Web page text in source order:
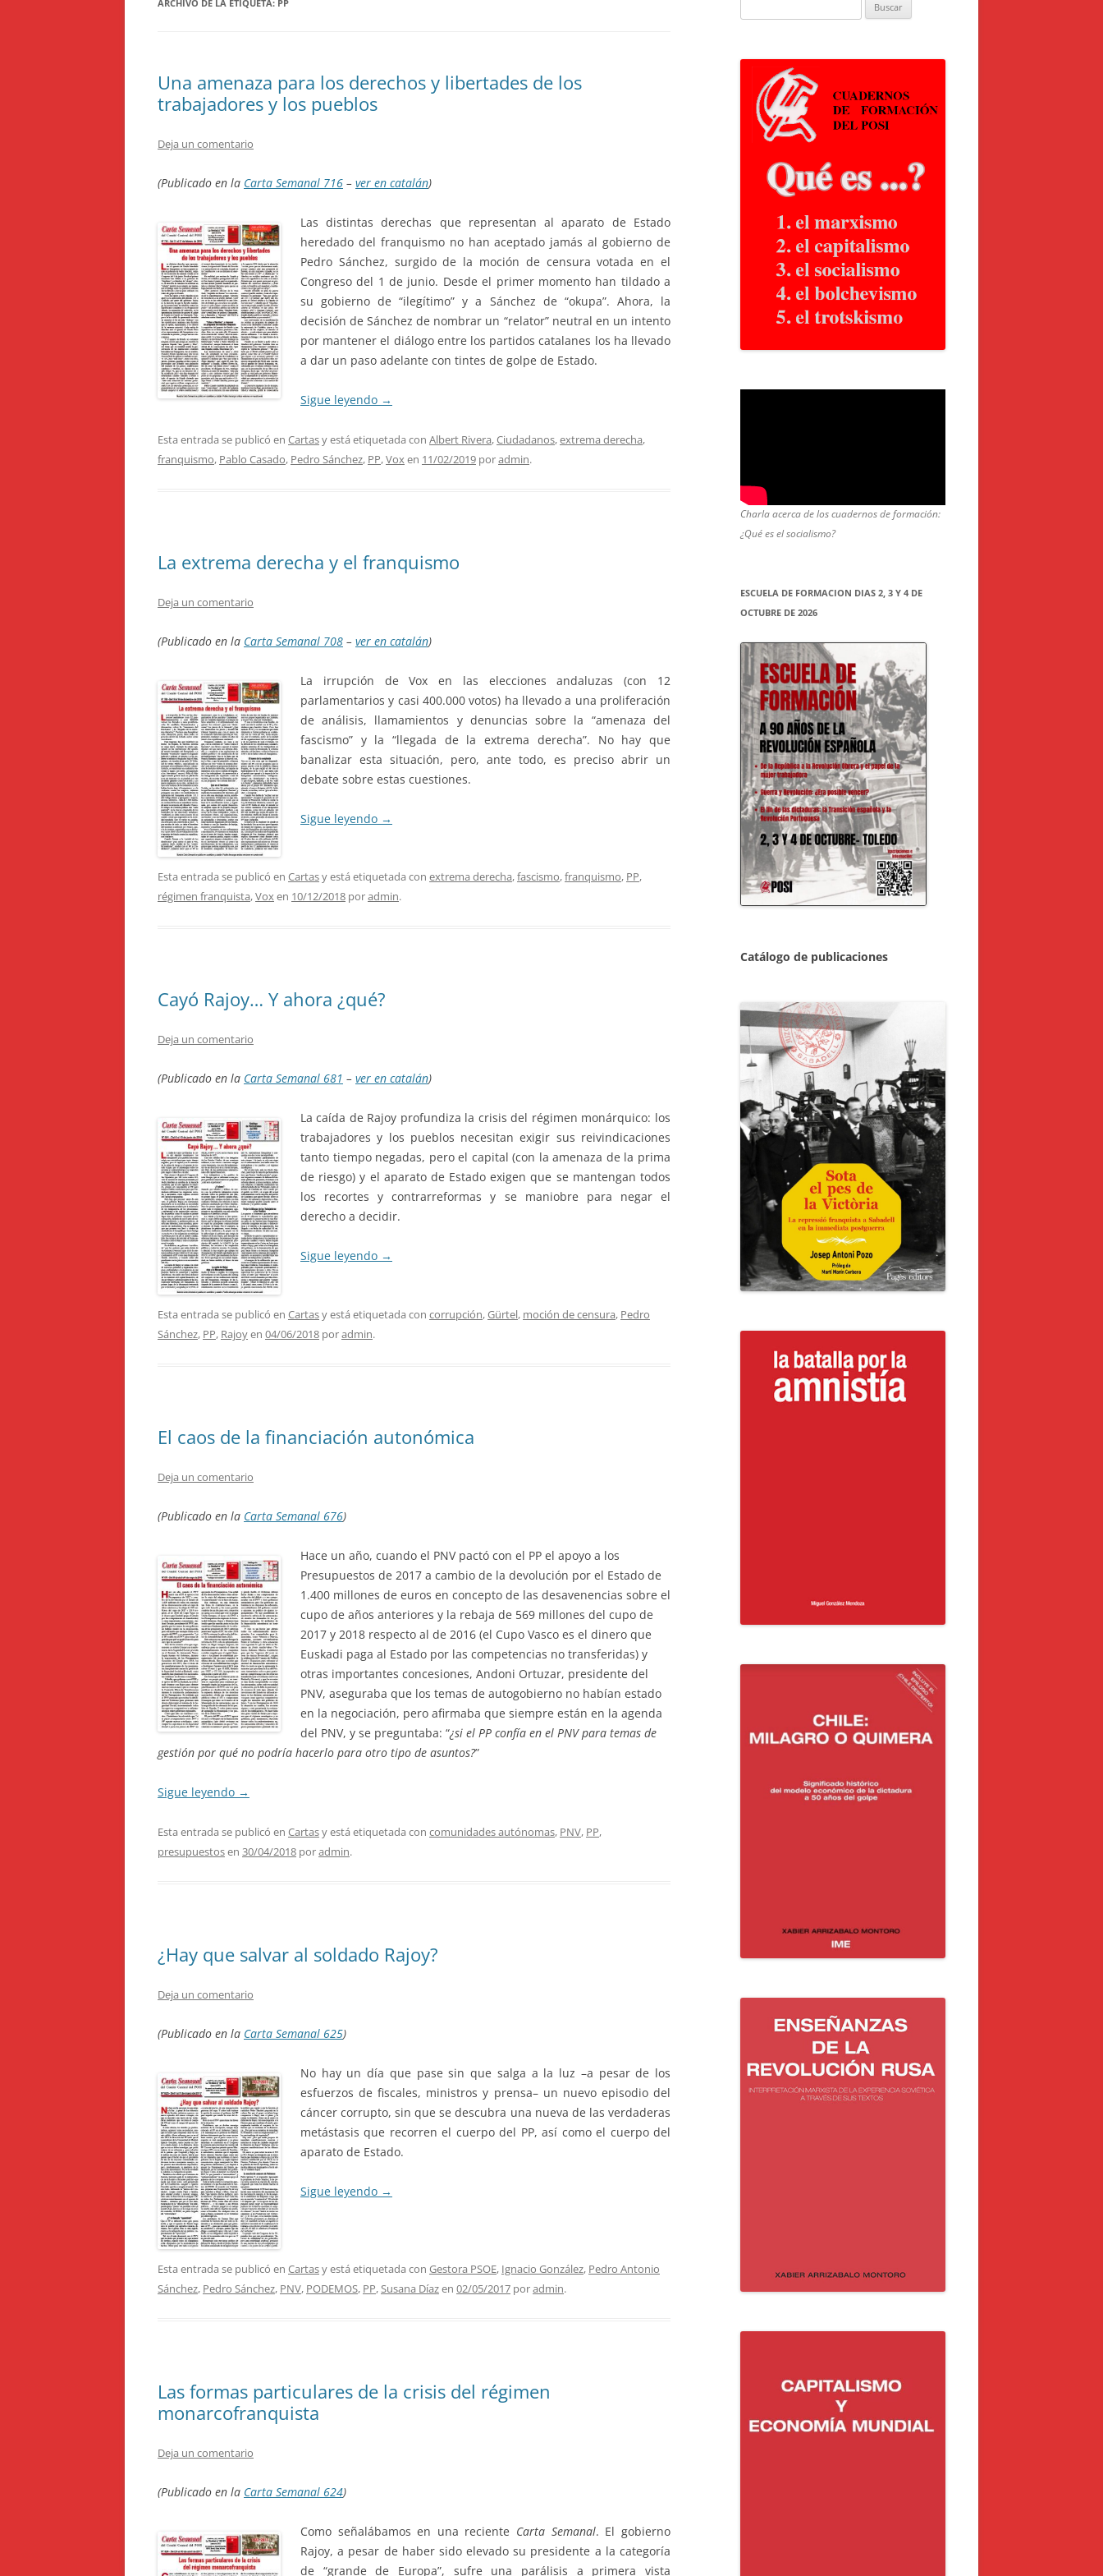
ARCHIVO DE LA ETIQUETA: PP
Una amenaza para los derechos y libertades de los
trabajadores y los pueblos
Deja un comentario
(Publicado en la Carta Semanal 716 – ver en catalán)
Las distintas derechas que representan al aparato de Estado
heredado del franquismo no han aceptado jamás al gobierno de
Pedro Sánchez, surgido de la moción de censura votada en el
Congreso del 1 de junio. Desde el primer momento han tildado a
su gobierno de “ilegítimo” y a Sánchez de “okupa”. Ahora, la
decisión de Sánchez de nombrar un “relator” neutral en un intento
por mantener el diálogo entre los partidos catalanes los ha llevado
a dar un paso adelante con tintes de golpe de Estado.
Sigue leyendo →
Esta entrada se publicó en Cartasy está etiquetada con Albert Rivera,Ciudadanos,extrema derecha,
franquismo, Pablo Casado, Pedro Sánchez, PP,Voxen 11/02/2019 poradmin.
La extrema derecha y el franquismo
Deja un comentario
(Publicado en la Carta Semanal 708 – ver en catalán)
La irrupción de Vox en las elecciones andaluzas (con 12
parlamentarios y casi 400.000 votos) ha llevado a una proliferación
de análisis, llamamientos y denuncias sobre la “amenaza del
fascismo” y la “llegada de la extrema derecha”. No hay que
banalizar esta situación, pero, ante todo, es preciso abrir un
debate sobre estas cuestiones.
Sigue leyendo →
Esta entrada se publicó en Cartasy está etiquetada con extrema derecha,fascismo,franquismo, PP,
régimen franquista,Voxen 10/12/2018 poradmin.
Cayó Rajoy… Y ahora ¿qué?
Deja un comentario
(Publicado en la Carta Semanal 681 – ver en catalán)
La caída de Rajoy profundiza la crisis del régimen monárquico: los
trabajadores y los pueblos necesitan exigir sus reivindicaciones
tanto tiempo negadas, pero el capital (con la amenaza de la prima
de riesgo) y el aparato de Estado exigen que se mantengan todos
los recortes y contrarreformas y se maniobre para negar el
derecho a decidir.
Sigue leyendo →
Esta entrada se publicó en Cartasy está etiquetada con corrupción,Gürtel, moción de censura, Pedro
Sánchez, PP, Rajoyen 04/06/2018 poradmin.
El caos de la financiación autonómica
Deja un comentario
(Publicado en la Carta Semanal 676)
Hace un año, cuando el PNV pactó con el PP el apoyo a los
Presupuestos de 2017 a cambio de la devolución por el Estado de
1.400 millones de euros en concepto de las desavenencias sobre el
cupo de años anteriores y la rebaja de 569 millones del cupo de
2017 y 2018 respecto al de 2016 (el Cupo Vasco es el dinero que
Euskadi paga al Estado por las competencias no transferidas) y
otras importantes concesiones, Andoni Ortuzar, presidente del
PNV, aseguraba que los temas de autogobierno no habían estado
en la negociación, pero afirmaba que siempre están en la agenda
del PNV, y se preguntaba: “¿si el PP confía en el PNV para temas de
gestión por qué no podría hacerlo para otro tipo de asuntos?”
Sigue leyendo →
Esta entrada se publicó en Cartasy está etiquetada con comunidades autónomas, PNV, PP,
presupuestosen 30/04/2018 poradmin.
¿Hay que salvar al soldado Rajoy?
Deja un comentario
(Publicado en la Carta Semanal 625)
No hay un día que pase sin que salga a la luz –a pesar de los
esfuerzos de fiscales, ministros y prensa– un nuevo episodio del
cáncer corrupto, sin que se descubra una nueva de las verdaderas
metástasis que recorren el cuerpo del PP, así como el cuerpo del
aparato de Estado.
Sigue leyendo →
Esta entrada se publicó en Cartasy está etiquetada con Gestora PSOE, Ignacio González, Pedro Antonio
Sánchez, Pedro Sánchez, PNV, PODEMOS, PP,Susana Díazen 02/05/2017 poradmin.
Las formas particulares de la crisis del régimen
monarcofranquista
Deja un comentario
(Publicado en la Carta Semanal 624)
Como señalábamos en una reciente Carta Semanal. El gobierno
Rajoy, a pesar de haber sido elevado su presidente a la categoría
de “grande de Europa”, sufre una parálisis a primera vista
Charla acerca de los cuadernos de formación:
¿Qué es el socialismo?
ESCUELA DE FORMACION DIAS 2, 3 Y 4 DE
OCTUBRE DE 2026
Catálogo de publicaciones